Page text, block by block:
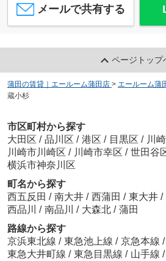
メールで共有する
ページトップ
蒲田の賃貸｜エールーム蒲田店 > エールーム蒲
蔵小杉
市区町村から探す
大田区 / 品川区 / 港区 / 目黒区 / 川
川崎市川崎区 / 川崎市幸区 / 世田谷
横浜市神奈川区
町名から探す
西五反田 / 南大井 / 西蒲田 / 東大井 /
西品川 / 南品川 / 大森北 / 蒲田
路線から探す
京浜東北線 / 東急池上線 / 京急本線 /
東急大井町線 / 東急目黒線 / 山手線 /